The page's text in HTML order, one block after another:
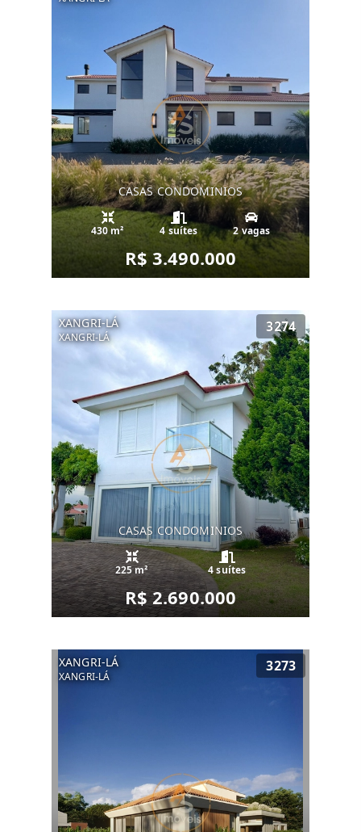
CASAS CONDOMINIOS
430 m² 4 suítes 2 vagas
R$ 3.490.000
XANGRI-LÁ
XANGRI-LÁ
3274
CASAS CONDOMINIOS
225 m² 4 suítes
R$ 2.690.000
XANGRI-LÁ
XANGRI-LÁ
3273